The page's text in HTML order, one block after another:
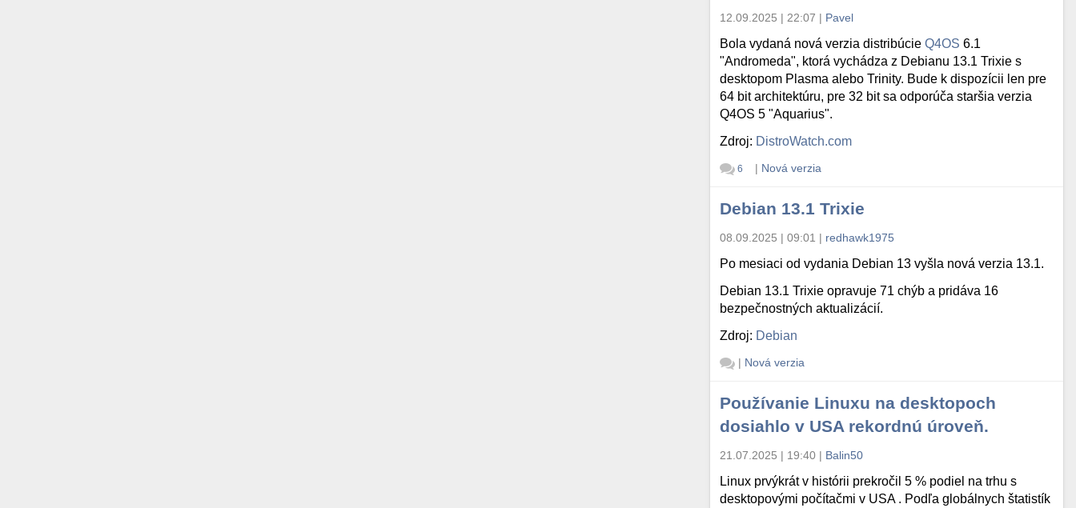
12.09.2025 | 22:07 | Pavel
Bola vydaná nová verzia distribúcieQ4OS 6.1
"Andromeda", ktorá vychádza z Debianu 13.1 Trixie s
desktopom Plasma alebo Trinity. Bude k dispozícii len pre
64 bit architektúru, pre 32 bit sa odporúča staršia verzia
Q4OS 5 "Aquarius".
Zdroj: DistroWatch.com
6 | Nová verzia
Debian 13.1 Trixie
08.09.2025 | 09:01 | redhawk1975
Po mesiaci od vydania Debian 13 vyšla nová verzia 13.1.
Debian 13.1 Trixie opravuje 71 chýb a pridáva 16
bezpečnostných aktualizácií.
Zdroj: Debian
| Nová verzia
Používanie Linuxu na desktopoch
dosiahlo v USA rekordnú úroveň.
21.07.2025 | 19:40 | Balin50
Linux prvýkrát v histórii prekročil 5 % podiel na trhu s
desktopovými počítačmi v USA . Podľa globálnych štatistík